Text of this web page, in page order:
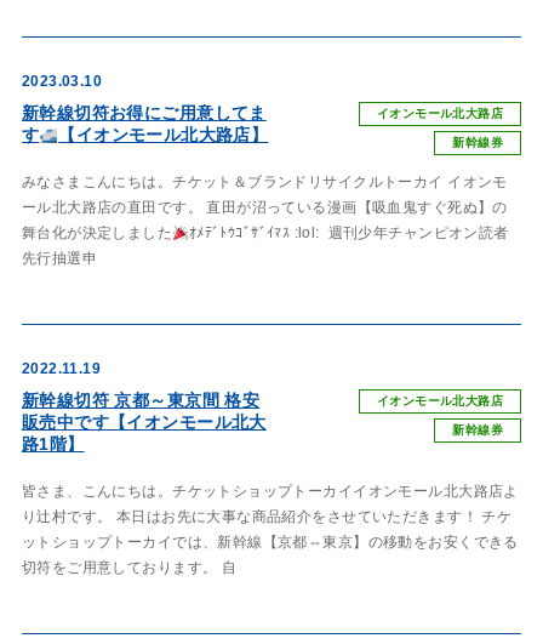
2023.03.10
イオンモール北大路店
新幹線券
新幹線切符お得にご用意してま
す
【イオンモール北大路店】
みなさまこんにちは。チケット＆ブランドリサイクルトーカイ イオンモ
ール北大路店の直田です。 直田が沼っている漫画【吸血鬼すぐ死ぬ】の
舞台化が決定しました
ｵﾒﾃﾞﾄｳｺﾞｻﾞｲﾏｽ :lol: 週刊少年チャンピオン読者
先行抽選申
2022.11.19
イオンモール北大路店
新幹線券
新幹線切符 京都～東京間 格安
販売中です【イオンモール北大
路1階】
皆さま、こんにちは。チケットショップトーカイイオンモール北大路店よ
り辻村です。 本日はお先に大事な商品紹介をさせていただきます！ チケ
ットショップトーカイでは、新幹線【京都⇔東京】の移動をお安くできる
切符をご用意しております。 自